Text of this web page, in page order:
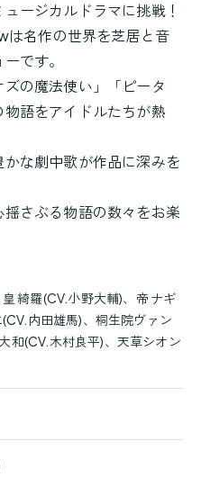
ージカルドラマに挑戦！
名作の世界を芝居と音
です。
の魔法使い」「ピータ
語をアイドルたちが熱
な劇中歌が作品に深みを
さぶる物語の数々をお楽
綺羅(CV.小野大輔)、帝 ナギ
内田雄馬)、桐生院ヴァン
和(CV.木村良平)、天草シオン